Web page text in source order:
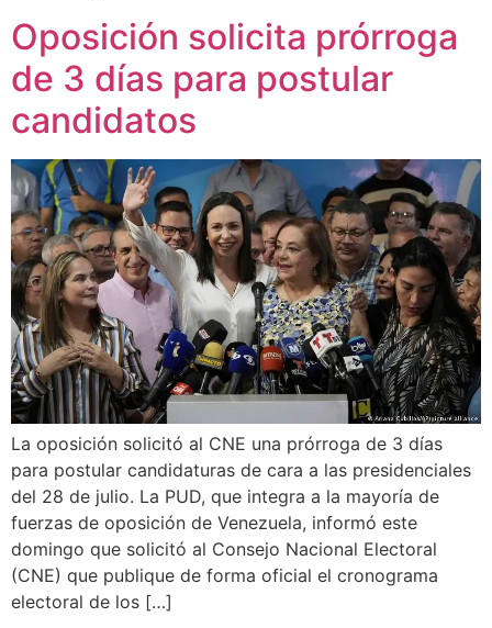
Oposición solicita prórroga
de 3 días para postular
candidatos
La oposición solicitó al CNE una prórroga de 3 días
para postular candidaturas de cara a las presidenciales
del 28 de julio. La PUD, que integra a la mayoría de
fuerzas de oposición de Venezuela, informó este
domingo que solicitó al Consejo Nacional Electoral
(CNE) que publique de forma oficial el cronograma
electoral de los […]